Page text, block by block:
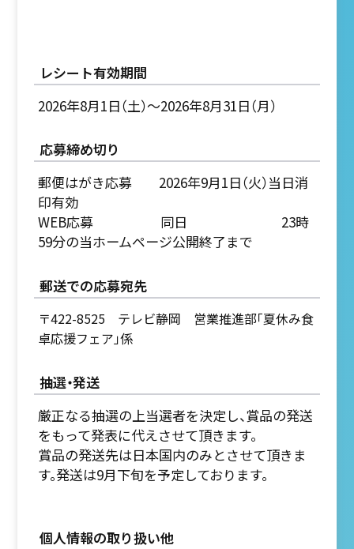
レシート有効期間
2026年8月1日（土）～2026年8月31日（月）
応募締め切り
郵便はがき応募 2026年9月1日（火）当日消
印有効
WEB応募 同日 23時
59分の当ホームページ公開終了まで
郵送での応募宛先
〒422-8525 テレビ静岡 営業推進部「夏休み食
卓応援フェア」係
抽選・発送
厳正なる抽選の上当選者を決定し、賞品の発送
をもって発表に代えさせて頂きます。
賞品の発送先は日本国内のみとさせて頂きま
す。発送は9月下旬を予定しております。
個人情報の取り扱い他